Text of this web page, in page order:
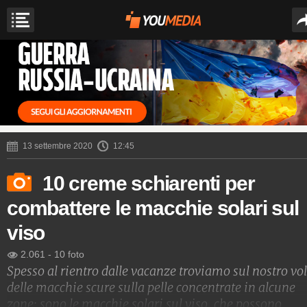
13 settembre 2020 12:45
10 creme schiarenti per
combattere le macchie solari sul
viso
2.061 - 10 foto
Spesso al rientro dalle vacanze troviamo sul nostro
delle macchie scure sulla pelle concentrate in alcune
zone: sono le macchie solari sul viso, che possono